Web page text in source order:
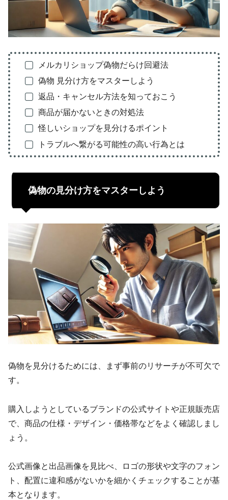
メルカリショップ偽物だらけ回避法
偽物 見分け方をマスターしよう
返品・キャンセル方法を知っておこう
商品が届かないときの対処法
怪しいショップを見分けるポイント
トラブルへ繋がる可能性の高い行為とは
偽物の見分け方をマスターしよう
偽物を見分けるためには、まず事前のリサーチが不可欠で
す。
購入しようとしているブランドの公式サイトや正規販売店
で、商品の仕様・デザイン・価格帯などをよく確認しまし
ょう。
公式画像と出品画像を見比べ、ロゴの形状や文字のフォン
ト、配置に違和感がないかを細かくチェックすることが基
本となります。